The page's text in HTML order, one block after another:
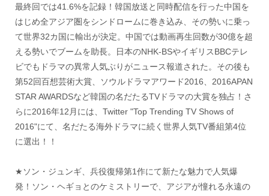
最終回では41.6%を記録！韓国放送と同時配信を行った中国を
はじめ全アジア圏をシンドロームに巻き込み、その勢いに乗っ
て世界32カ国に輸出が決定。中国では動画再生回数が30億を超
える勢いでブームを助長。日本のNHK-BSやイギリスBBCテレ
ビでもドラマの異常人気ぶりがニュース報道された。その後も
第52回百想芸術大賞、ソウルドラマアワード2016、2016APAN
STAR AWARDSなど韓国の名だたるTVドラマの大賞を独占！さ
らに2016年12月には、Twitter "Top Trending TV Shows of
2016"にて、名だたる海外ドラマに続く世界人気TV番組第4位
に選出！！
★ソン・ジュンギ、兵役復帰第1作にて新たな魅力で人気爆
発！ソン・ヘギョとのケミストリーで、アジアが憧れる永遠の